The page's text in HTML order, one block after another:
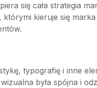
się cała strategia
kieruje się
typografię i inne
była spójna i